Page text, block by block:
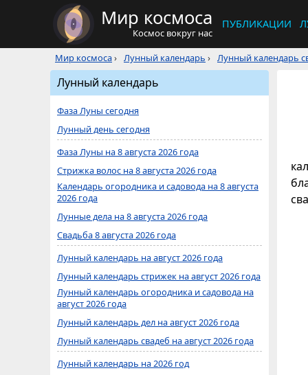
Мир космоса
Космос вокруг нас
ПУБЛИКАЦИИ
Мир космоса› Лунный календарь › Лунный календарь
Лунный календарь
Фаза Луны сегодня
Лунный день сегодня
Фаза Луны на 8 августа 2026 года
Стрижка волос на 8 августа 2026 года
Календарь огородника и садовода на 8 августа
2026 года
Лунные дела на 8 августа 2026 года
Свадьба 8 августа 2026 года
Лунный календарь на август 2026 года
Лунный календарь стрижек на август 2026 года
Лунный календарь огородника и садовода на
август 2026 года
Лунный календарь дел на август 2026 года
Лунный календарь свадеб на август 2026 года
Лунный календарь на 2026 год